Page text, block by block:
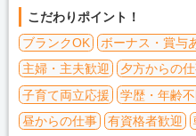
こだわりポイント！
ブランクOK
ボーナス・賞与
主婦・主夫歓迎
夕方からの
子育て両立応援
学歴・年齢不
昼からの仕事
有資格者歓迎